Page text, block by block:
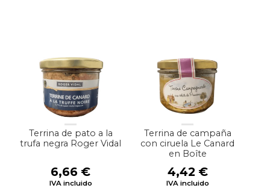
Terrina de pato a la
trufa negra Roger Vidal
6,66 €
IVA incluido
Terrina de campaña
con ciruela Le Canard
en Boîte
4,42 €
IVA incluido